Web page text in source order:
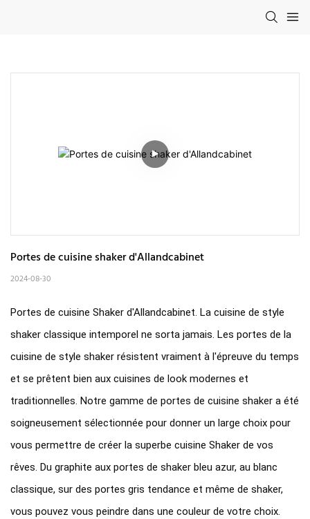
Portes de cuisine shaker d'Allandcabinet
2024-08-30
Portes de cuisine Shaker d'Allandcabinet. La cuisine de style
shaker classique intemporel ne sorta jamais. Les portes de la
cuisine de style shaker résistent vraiment à l'épreuve du temps
et se prêtent bien aux cuisines de look modernes et
traditionnelles. Notre gamme de portes de cuisine shaker a été
soigneusement sélectionnée pour donner un large choix pour
vous permettre de créer la superbe cuisine Shaker de vos
rêves. Du graphite aux portes de shaker bleu azur, au blanc
classique, sur des portes gris tendance et même de shaker,
vous pouvez vous peindre dans une couleur de votre choix.